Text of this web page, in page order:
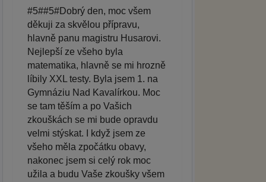
#5##5#Dobrý den, moc všem
děkuji za skvělou přípravu,
hlavně panu magistru Husarovi.
Nejlepší ze všeho byla
matematika, hlavně se mi hrozně
líbily XXL testy. Byla jsem 1. na
Gymnáziu Nad Kavalírkou. Moc
se tam těším a po Vašich
zkouškách se mi bude opravdu
velmi stýskat. I když jsem ze
všeho měla zpočátku obavy,
nakonec jsem si celý rok moc
užila a budu Vaše zkoušky všem